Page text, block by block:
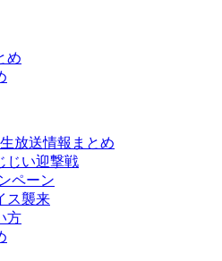
め
放送情報まとめ
じい迎撃戦
ペーン
ス襲来
方